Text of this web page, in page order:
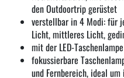
den Outdoortrip gerüstet
verstellbar in 4 Modi: für
Licht, mittleres Licht,
mit der LED-
fokussierbare
und Fernbereich, ideal